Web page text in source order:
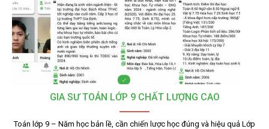
GIA SƯ TOÁN LỚP 9 CHẤT LƯỢNG CAO
Toán lớp 9 – Năm học bản lề, cần chiến lược học đúng và hiệu quả Lớp